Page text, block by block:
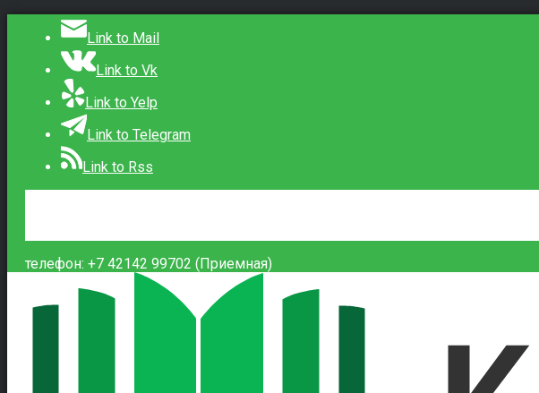
Link to Mail
Link to Vk
Link to Yelp
Link to Telegram
Link to Rss
телефон: +7 42142 99702 (Приемная)